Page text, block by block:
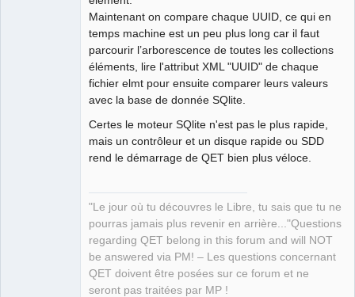
Maintenant on compare chaque UUID, ce qui en
temps machine est un peu plus long car il faut
parcourir l’arborescence de toutes les collections
éléments, lire l'attribut XML "UUID" de chaque
fichier elmt pour ensuite comparer leurs valeurs
avec la base de donnée SQlite.
Certes le moteur SQlite n'est pas le plus rapide,
mais un contrôleur et un disque rapide ou SDD
rend le démarrage de QET bien plus véloce.
"Le jour où tu découvres le Libre, tu sais que tu ne
pourras jamais plus revenir en arrière..."Questions
regarding QET belong in this forum and will NOT
be answered via PM! – Les questions concernant
QET doivent être posées sur ce forum et ne
seront pas traitées par MP !